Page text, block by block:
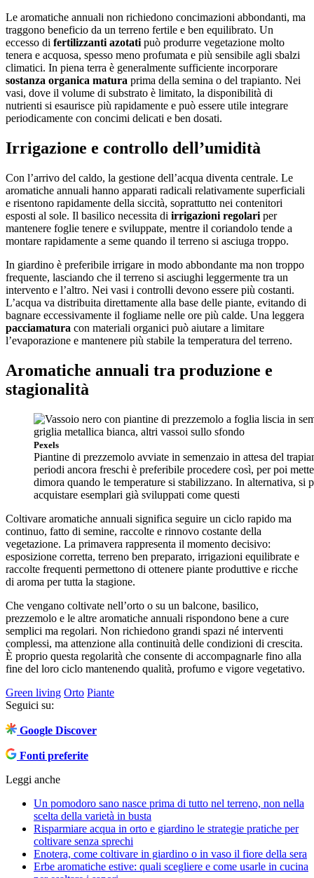
Le aromatiche annuali non richiedono concimazioni abbondanti, ma
traggono beneficio da un terreno fertile e ben equilibrato. Un
eccesso di fertilizzanti azotati può produrre vegetazione molto
tenera e acquosa, spesso meno profumata e più sensibile agli sbalzi
climatici. In piena terra è generalmente sufficiente incorporare
sostanza organica matura prima della semina o del trapianto. Nei
vasi, dove il volume di substrato è limitato, la disponibilità di
nutrienti si esaurisce più rapidamente e può essere utile integrare
periodicamente con concimi delicati e ben dosati.
Irrigazione e controllo dell’umidità
Con l’arrivo del caldo, la gestione dell’acqua diventa centrale. Le
aromatiche annuali hanno apparati radicali relativamente superficiali
e risentono rapidamente della siccità, soprattutto nei contenitori
esposti al sole. Il basilico necessita di irrigazioni regolari per
mantenere foglie tenere e sviluppate, mentre il coriandolo tende a
montare rapidamente a seme quando il terreno si asciuga troppo.
In giardino è preferibile irrigare in modo abbondante ma non troppo
frequente, lasciando che il terreno si asciughi leggermente tra un
intervento e l’altro. Nei vasi i controlli devono essere più costanti.
L’acqua va distribuita direttamente alla base delle piante, evitando di
bagnare eccessivamente il fogliame nelle ore più calde. Una leggera
pacciamatura con materiali organici può aiutare a limitare
l’evaporazione e mantenere più stabile la temperatura del terreno.
Aromatiche annuali tra produzione e
stagionalità
Pexels
Piantine di prezzemolo avviate in semenzaio in attesa del
periodi ancora freschi è preferibile procedere così, per poi
dimora quando le temperature si stabilizzano. In alternativa, si
acquistare esemplari già sviluppati come questi
Coltivare aromatiche annuali significa seguire un ciclo rapido ma
continuo, fatto di semine, raccolte e rinnovo costante della
vegetazione. La primavera rappresenta il momento decisivo:
esposizione corretta, terreno ben preparato, irrigazioni equilibrate e
raccolte frequenti permettono di ottenere piante produttive e ricche
di aroma per tutta la stagione.
Che vengano coltivate nell’orto o su un balcone, basilico,
prezzemolo e le altre aromatiche annuali rispondono bene a cure
semplici ma regolari. Non richiedono grandi spazi né interventi
complessi, ma attenzione alla continuità delle condizioni di crescita.
È proprio questa regolarità che consente di accompagnarle fino alla
fine del loro ciclo mantenendo qualità, profumo e vigore vegetativo.
Green living Orto Piante
Seguici su:
Google Discover
Fonti preferite
Leggi anche
Un pomodoro sano nasce prima di tutto nel terreno, non nella
scelta della varietà in busta
Risparmiare acqua in orto e giardino le strategie pratiche per
coltivare senza sprechi
Enotera, come coltivare in giardino o in vaso il fiore della sera
Erbe aromatiche estive: quali scegliere e come usarle in cucina